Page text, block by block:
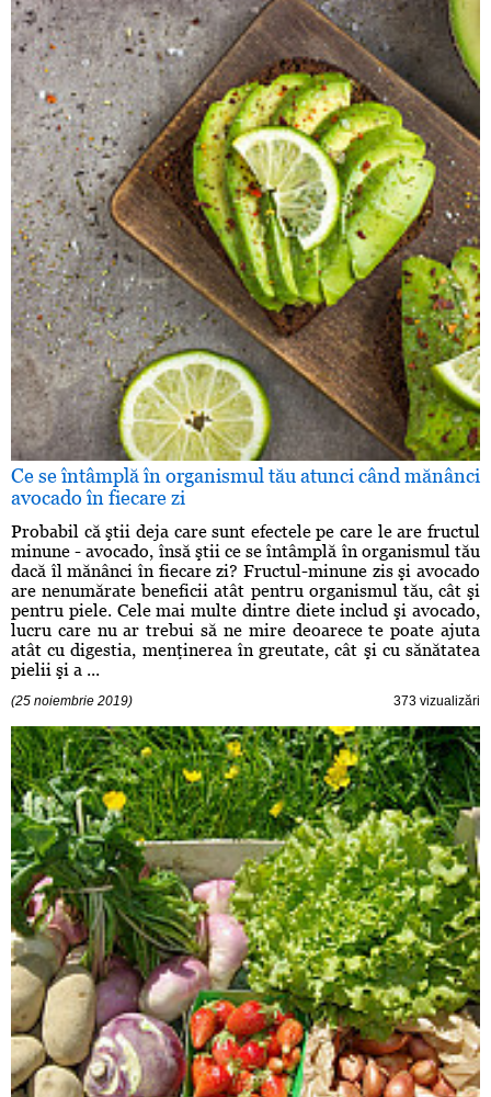
Ce se întâmplă în organismul tău atunci când mănânci
avocado în fiecare zi
Probabil că ştii deja care sunt efectele pe care le are fructul
minune - avocado, însă ştii ce se întâmplă în organismul tău
dacă îl mănânci în fiecare zi? Fructul-minune zis şi avocado
are nenumărate beneficii atât pentru organismul tău, cât şi
pentru piele. Cele mai multe dintre diete includ şi avocado,
lucru care nu ar trebui să ne mire deoarece te poate ajuta
atât cu digestia, menţinerea în greutate, cât şi cu sănătatea
pielii şi a ...
(25 noiembrie 2019) 373 vizualizări